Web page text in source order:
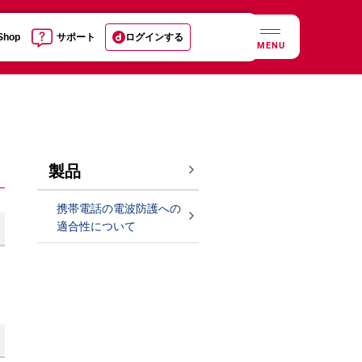
サポート ログインする
MENU
製品
携帯電話の電波防護への
適合性について